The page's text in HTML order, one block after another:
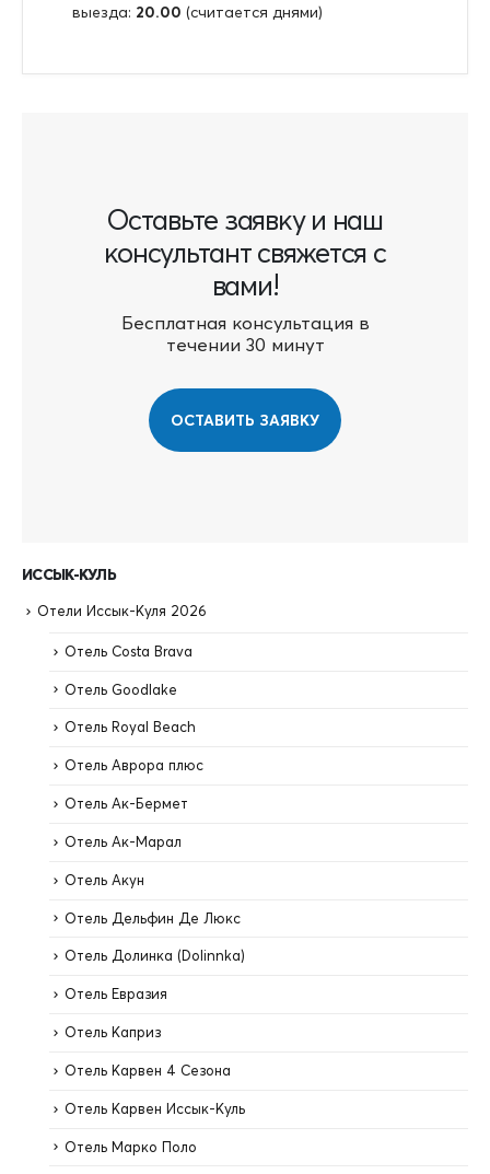
выезда: 20.00 (считается днями)
Оставьте заявку и наш
консультант свяжется с
вами!
Бесплатная консультация в
течении 30 минут
ОСТАВИТЬ ЗАЯВКУ
ИССЫК-КУЛЬ
Отели Иссык-Куля 2026
Отель Costa Brava
Отель Goodlake
Отель Royal Beach
Отель Аврора плюс
Отель Ак-Бермет
Отель Ак-Марал
Отель Акун
Отель Дельфин Де Люкс
Отель Долинка (Dolinnka)
Отель Евразия
Отель Каприз
Отель Карвен 4 Сезона
Отель Карвен Иссык-Куль
Отель Марко Поло